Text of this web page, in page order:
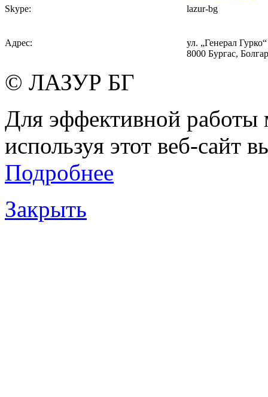
Skype:
lazur-bg
Адрес:
ул. „Генерал
8000 Бургас,
© ЛАЗУР БГ
Для эффективной работы
используя этот веб-сайт
Подробнее
Закрыть